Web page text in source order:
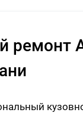
ремонт